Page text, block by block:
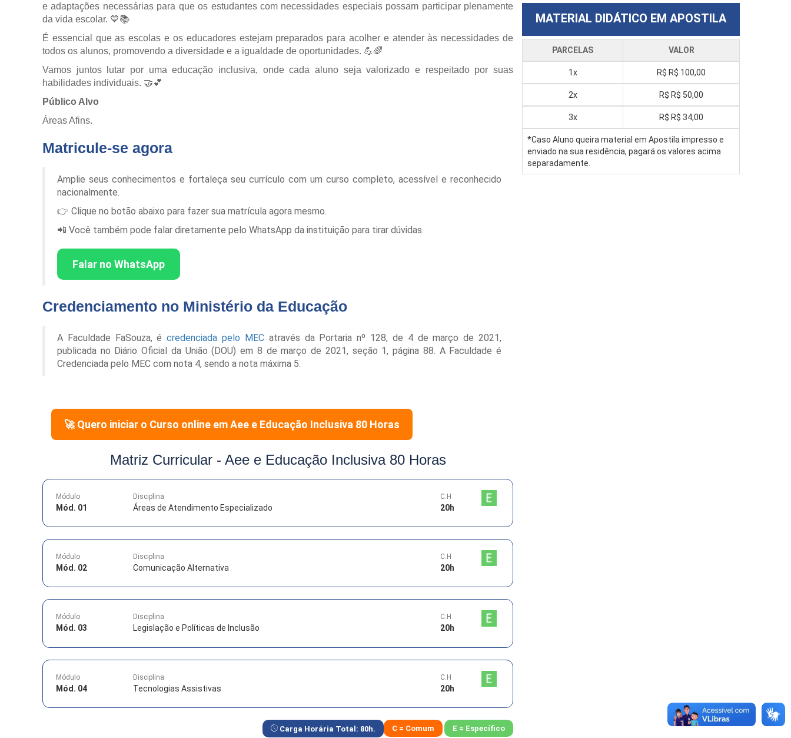
e adaptações necessárias para que os estudantes com necessidades especiais possam participar plenamente
da vida escolar. 💙📚
É essencial que as escolas e os educadores estejam preparados para acolher e atender às necessidades de
todos os alunos, promovendo a diversidade e a igualdade de oportunidades. 💪🌈
Vamos juntos lutar por uma educação inclusiva, onde cada aluno seja valorizado e respeitado por suas
habilidades individuais. 🤝💕
Público Alvo
Áreas Afins.
Matricule-se agora
Amplie seus conhecimentos e fortaleça seu currículo com um curso completo, acessível e reconhecido
nacionalmente.
👉 Clique no botão abaixo para fazer sua matrícula agora mesmo.
📲 Você também pode falar diretamente pelo WhatsApp da instituição para tirar dúvidas.
Falar no WhatsApp
Credenciamento no Ministério da Educação
A Faculdade FaSouza, écredenciada pelo MECatravés da Portaria nº 128, de 4 de março de 2021,
publicada no Diário Oficial da União (DOU) em 8 de março de 2021, seção 1, página 88. A Faculdade é
Credenciada pelo MEC com nota 4, sendo a nota máxima 5.
🚀 Quero iniciar o Curso online emAee e Educação Inclusiva 80 Horas
Matriz Curricular - Aee e Educação Inclusiva 80 Horas
Módulo
Mód. 01
Disciplina
Áreas de Atendimento Especializado
C.H
20h
Módulo
Mód. 02
Disciplina
Comunicação Alternativa
C.H
20h
Módulo
Mód. 03
Disciplina
Legislação e Políticas de Inclusão
C.H
20h
Módulo
Mód. 04
Disciplina
Tecnologias Assistivas
C.H
20h
Carga Horária Total: 80h. C = Comum E = Específico
MATERIAL DIDÁTICO EM APOSTILA
PARCELAS VALOR
1x R$ R$ 100,00
2x R$ R$ 50,00
3x R$ R$ 34,00
*Caso Aluno queira material em Apostila impresso e
enviado na sua residência, pagará os valores acima
separadamente.